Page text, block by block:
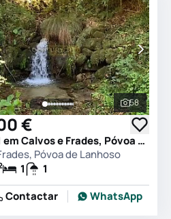
Ver
58
€
Quinta T1 em Calvos e Frades, Póvoa de Lanhoso
Póvoa de Lanhoso
1
1
Contactar
WhatsApp